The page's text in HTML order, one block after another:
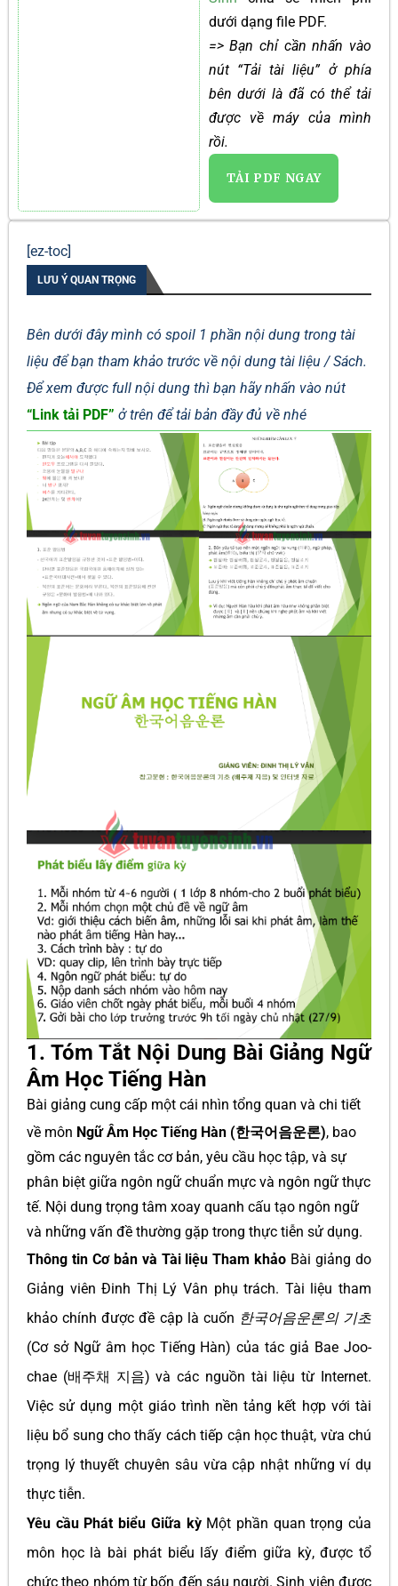
dưới dạng file PDF.
=> Bạn chỉ cần nhấn vào
nút “Tải tài liệu” ở phía
bên dưới là đã có thể tải
được về máy của mình
rồi.
TẢI PDF NGAY
[ez-toc]
LƯU Ý QUAN TRỌNG
Bên dưới đây mình có spoil 1 phần nội dung trong tài
liệu để bạn tham khảo trước về nội dung tài liệu / Sách.
Để xem được full nội dung thì bạn hãy nhấn vào nút
“Link tải PDF” ở trên để tải bản đầy đủ về nhé
1. Tóm Tắt Nội Dung Bài Giảng Ngữ
Âm Học Tiếng Hàn
Bài giảng cung cấp một cái nhìn tổng quan và chi tiết
về môn Ngữ Âm Học Tiếng Hàn (한국어음운론), bao
gồm các nguyên tắc cơ bản, yêu cầu học tập, và sự
phân biệt giữa ngôn ngữ chuẩn mực và ngôn ngữ thực
tế. Nội dung trọng tâm xoay quanh cấu tạo ngôn ngữ
và những vấn đề thường gặp trong thực tiễn sử dụng.
Thông tin Cơ bản và Tài liệu Tham khảo Bài giảng do
Giảng viên Đinh Thị Lý Vân phụ trách. Tài liệu tham
khảo chính được đề cập là cuốn 한국어음운론의 기초
(Cơ sở Ngữ âm học Tiếng Hàn) của tác giả Bae Joo-
chae (배주채 지음) và các nguồn tài liệu từ Internet.
Việc sử dụng một giáo trình nền tảng kết hợp với tài
liệu bổ sung cho thấy cách tiếp cận học thuật, vừa chú
trọng lý thuyết chuyên sâu vừa cập nhật những ví dụ
thực tiễn.
Yêu cầu Phát biểu Giữa kỳMột phần quan trọng của
môn học là bài phát biểu lấy điểm giữa kỳ, được tổ
chức theo nhóm từ bốn đến sáu người. Sinh viên được